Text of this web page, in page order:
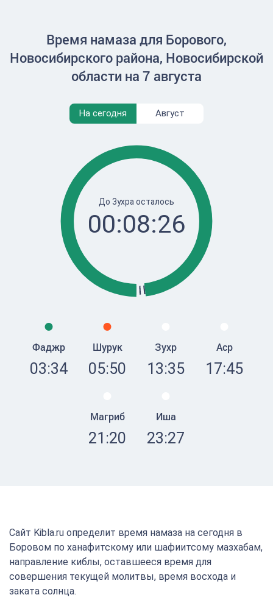
Время намаза для Борового,
Новосибирского района, Новосибирской
области на 7 августа
На сегодня Август
До Зухра осталось
00:08:26
Фаджр
03:34
Шурук
05:50
Зухр
13:35
Аср
17:45
Магриб
21:20
Иша
23:27
Сайт Kibla.ru определит время намаза на сегодня в
Боровом по ханафитскому или шафиитсому мазхабам,
направление киблы, оставшееся время для
совершения текущей молитвы, время восхода и
заката солнца.